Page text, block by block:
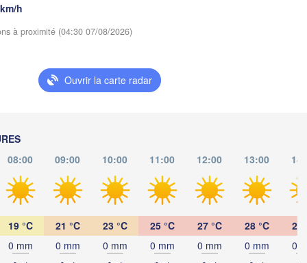
h
à proximité (04:30 07/08/2026)
Ouvrir la carte radar
08:00 09:00 10:00 11:00 12:00 13:00
19 °C
0 mm
21 °C
0 mm
23 °C
0 mm
25 °C
0 mm
27 °C
0 mm
28 °C
0 mm
29
0
Београд
(Beograd)
Košice
Szeged
Banja Luka
Pécs
HONGRIE
SLOVAQUIE
Brașov
Cluj-Napoca
ROUMANIE